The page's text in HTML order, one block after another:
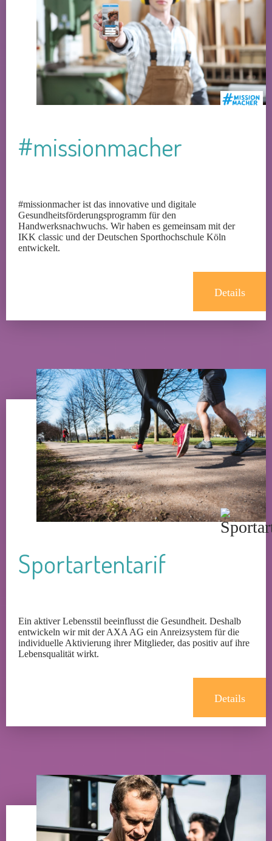
#missionmacher
#missionmacher ist das innovative und digitale
Gesundheitsförderungsprogramm für den
Handwerksnachwuchs. Wir haben es gemeinsam mit der
IKK classic und der Deutschen Sporthochschule Köln
entwickelt.
Details
Sportartentarif
Ein aktiver Lebensstil beeinflusst die Gesundheit. Deshalb
entwickeln wir mit der AXA AG ein Anreizsystem für die
individuelle Aktivierung ihrer Mitglieder, das positiv auf ihre
Lebensqualität wirkt.
Details